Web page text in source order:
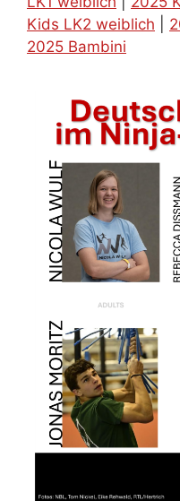
Kids LK2 weiblich
2025 Bambini